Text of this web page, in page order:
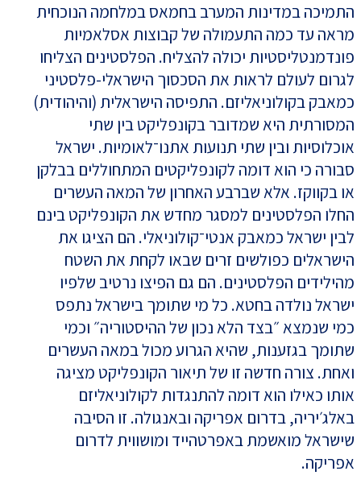
התמיכה במדינות המערב בחמאס במלחמה הנוכחית
מראה עד כמה התעמולה של קבוצות אסלאמיות
פונדמנטליסטיות יכולה להצליח. הפלסטינים הצליחו
לגרום לעולם לראות את הסכסוך הישראלי-פלסטיני
כמאבק בקולוניאליזם. התפיסה הישראלית (והיהודית)
המסורתית היא שמדובר בקונפליקט בין שתי
אוכלוסיות ובין שתי תנועות אתנו־לאומיות. ישראל
סבורה כי הוא דומה לקונפליקטים המתחוללים בבלקן
או בקווקז. אלא שברבע האחרון של המאה העשרים
החלו הפלסטינים למסגר מחדש את הקונפליקט בינם
לבין ישראל כמאבק אנטי־קולוניאלי. הם הציגו את
הישראלים כפולשים זרים שבאו לקחת את השטח
מהילידים הפלסטינים. הם גם הפיצו נרטיב שלפיו
ישראל נולדה בחטא. כל מי שתומך בישראל נתפס
כמי שנמצא ״בצד הלא נכון של ההיסטוריה״ וכמי
שתומך בגזענות, שהיא הגרוע מכול במאה העשרים
ואחת. צורה חדשה זו של תיאור הקונפליקט מציגה
אותו כאילו הוא דומה להתנגדות לקולוניאליזם
באלג׳יריה, בדרום אפריקה ובאנגולה. זו הסיבה
שישראל מואשמת באפרטהייד ומושווית לדרום
אפריקה.